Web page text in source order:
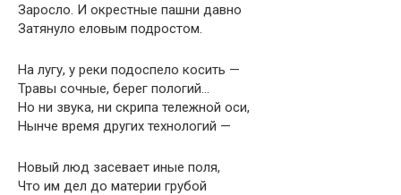
Заросло. И окрестные пашни давно
Затянуло еловым подростом.
На лугу, у реки подоспело косить —
Травы сочные, берег пологий…
Но ни звука, ни скрипа тележной оси,
Нынче время других технологий —
Новый люд засевает иные поля,
Что им дел до материи грубой